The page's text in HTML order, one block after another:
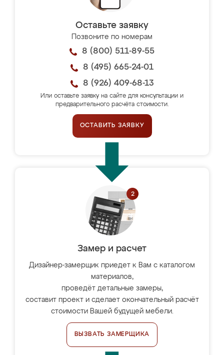
Оставьте заявку
Позвоните по номерам
8 (800) 511-89-55
8 (495) 665-24-01
8 (926) 409-68-13
Или оставьте заявку на сайте для консультации и
предварительного расчёта стоимости.
ОСТАВИТЬ ЗАЯВКУ
Замер и расчет
Дизайнер-замерщик приедет к Вам с каталогом
материалов,
проведёт детальные замеры,
составит проект и сделает окончательный расчёт
стоимости Вашей будущей мебели.
ВЫЗВАТЬ ЗАМЕРЩИКА